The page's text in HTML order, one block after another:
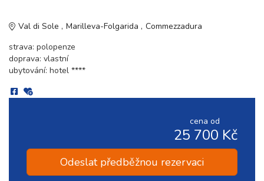
Val di Sole Marilleva-Folgarida
Commezzadura
strava: polopenze
doprava: vlastní
ubytování: hotel ****
cena od
25 700 Kč
Odeslat předběžnou rezervaci